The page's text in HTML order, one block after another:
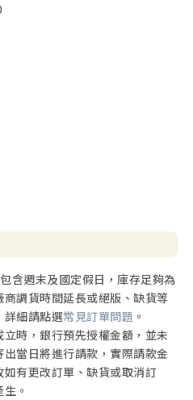
含週末及國定假日，庫存足夠為
調貨時間延長或絕版、缺貨等
詳細請點選常見訂單問題 。
時，銀行預先授權金額，並未
當日將進行請款，實際請款金
有更改訂單、缺貨或取消訂
。